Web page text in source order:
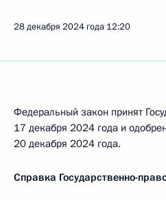
28 декабря 2024 года 12:20
Федеральный закон принят
17 декабря 2024 года и
20 декабря 2024 года.
Справка Государственно-